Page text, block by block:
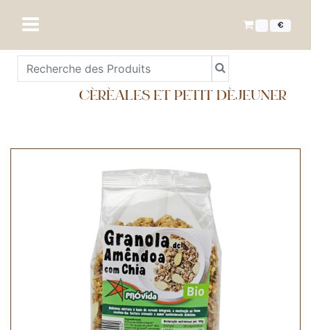
€
CÉRÉALES ET PETIT DÉJEUNER